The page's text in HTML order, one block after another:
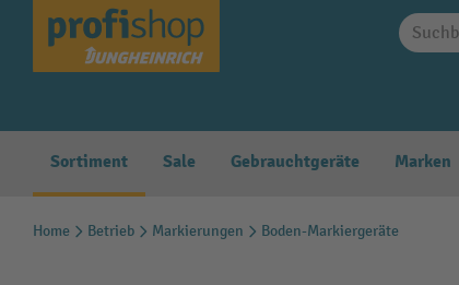
Zur Hauptnavigation springen
Sortiment Sale Gebrauchtgeräte Marken
Home Betrieb Markierungen Boden-Markiergeräte